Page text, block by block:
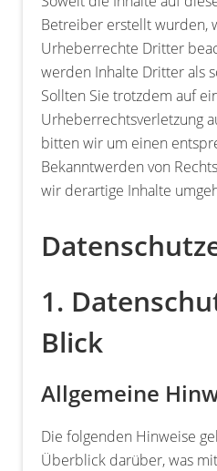
Betreiber erstellt wurden,
Urheberrechte Dritter
werden Inhalte Dritter als
Sollten Sie trotzdem auf
Urheberrechtsverletzung
bitten wir um einen
Bekanntwerden von
wir derartige Inhalte
1.
Blick
Allgemeine
Die folgenden Hinweise
Überblick darüber, was